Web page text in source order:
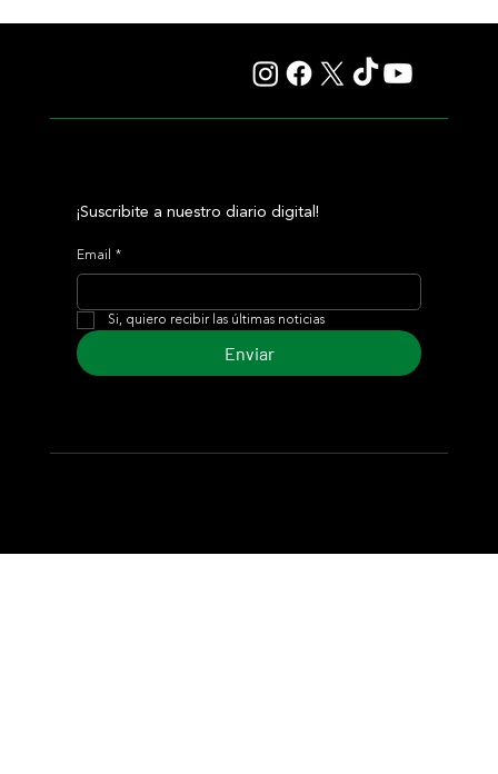
¡Suscribite a nuestro diario digital!
Email *
Si, quiero recibir las últimas noticias
Enviar